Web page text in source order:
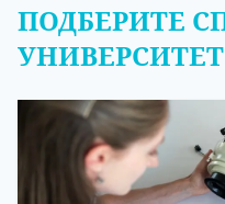
ПОДБЕРИТЕ
УНИВЕРСИТЕТ